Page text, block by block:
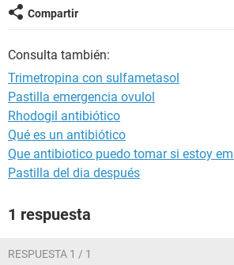
método de barrera? Muchas gracias por
Compartir
Consulta también:
Trimetropina con sulfametasol
Pastilla emergencia ovulol
Rhodogil antibiótico
Qué es un antibiótico
Que antibiotico puedo tomar si estoy
Pastilla del dia después
1 respuesta
RESPUESTA 1 / 1